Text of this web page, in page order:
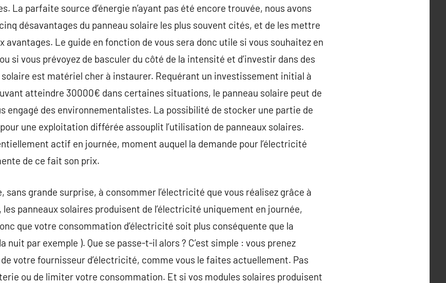
La parfaite source d’énergie n’ayant pas été encore trouvée, nous avons
désavantages du panneau solaire les plus souvent cités, et de les mettre
avantages. Le guide en fonction de vous sera donc utile si vous souhaitez en
si vous prévoyez de basculer du côté de la intensité et d’investir dans des
solaire est matériel cher à instaurer. Requérant un investissement initial à
atteindre 30000€ dans certaines situations, le panneau solaire peut de
engagé des environnementalistes. La possibilité de stocker une partie de
une exploitation différée assouplit l’utilisation de panneaux solaires.
actif en journée, moment auquel la demande pour l’électricité
de ce fait son prix.
sans grande surprise, à consommer l’électricité que vous réalisez grâce à
panneaux solaires produisent de l’électricité uniquement en journée,
que votre consommation d’électricité soit plus conséquente que la
nuit par exemple ). Que se passe-t-il alors ? C’est simple : vous prenez
de votre fournisseur d’électricité, comme vous le faites actuellement. Pas
ou de limiter votre consommation. Et si vos modules solaires produisent